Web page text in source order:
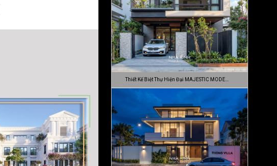
Thiết Kế Biệt Thự Hiện Đại MAJESTIC MODE…